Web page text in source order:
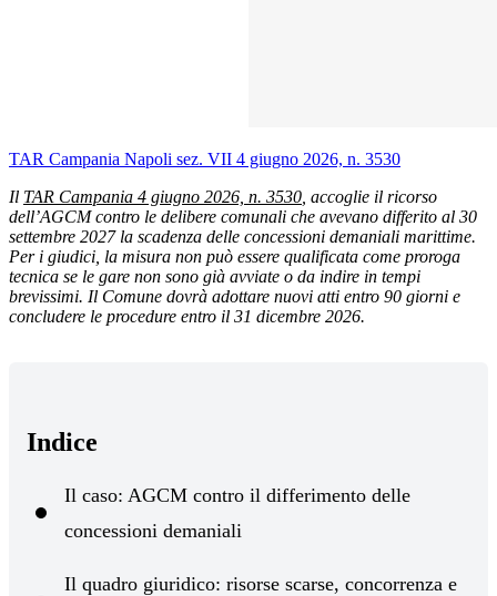
TAR Campania Napoli sez. VII 4 giugno 2026, n. 3530
Il TAR Campania 4 giugno 2026, n. 3530 , accoglie il ricorso
dell’AGCM contro le delibere comunali che avevano differito al 30
settembre 2027 la scadenza delle concessioni demaniali marittime.
Per i giudici, la misura non può essere qualificata come proroga
tecnica se le gare non sono già avviate o da indire in tempi
brevissimi. Il Comune dovrà adottare nuovi atti entro 90 giorni e
concludere le procedure entro il 31 dicembre 2026.
Indice
Il caso: AGCM contro il differimento delle
concessioni demaniali
Il quadro giuridico: risorse scarse, concorrenza e